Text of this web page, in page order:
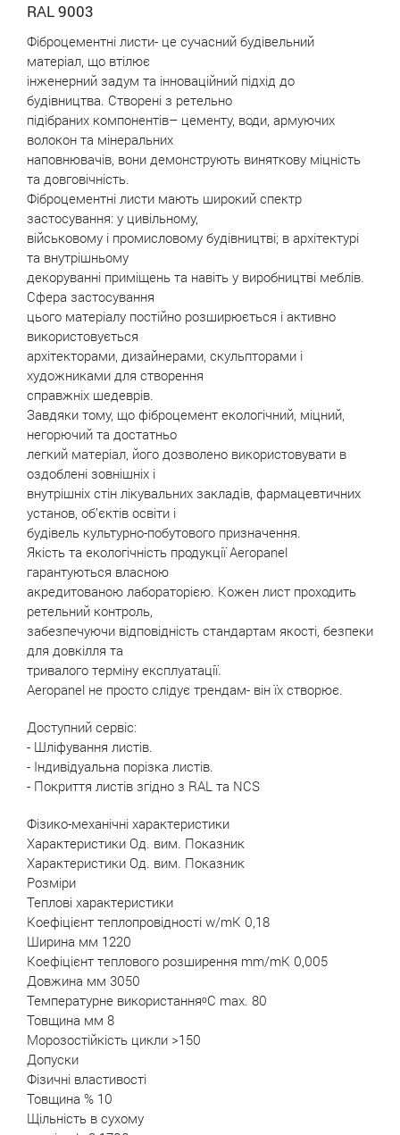
RAL 9003
Фіброцементні листи- це сучасний будівельний
матеріал, що втілює
інженерний задум та інноваційний підхід до
будівництва. Створені з ретельно
підібраних компонентів– цементу, води, армуючих
волокон та мінеральних
наповнювачів, вони демонструють виняткову міцність
та довговічність.
Фіброцементні листи мають широкий спектр
застосування: у цивільному,
військовому і промисловому будівництві; в архітектурі
та внутрішньому
декоруванні приміщень та навіть у виробництві меблів.
Сфера застосування
цього матеріалу постійно розширюється і активно
використовується
архітекторами, дизайнерами, скульпторами і
художниками для створення
справжніх шедеврів.
Завдяки тому, що фіброцемент екологічний, міцний,
негорючий та достатньо
легкий матеріал, його дозволено використовувати в
оздоблені зовнішніх і
внутрішніх стін лікувальних закладів, фармацевтичних
установ, об’єктів освіти і
будівель культурно-побутового призначення.
Якість та екологічність продукції Аeropanel
гарантуються власною
акредитованою лабораторією. Кожен лист проходить
ретельний контроль,
забезпечуючи відповідність стандартам якості, безпеки
для довкілля та
тривалого терміну експлуатації.
Аeropanel не просто слідує трендам- він їх створює.
Доступний сервіс:
- Шліфування листів.
- Індивідуальна порізка листів.
- Покриття листів згідно з RAL та NCS
Фізико-механічні характеристики
Характеристики Од. вим. Показник
Характеристики Од. вим. Показник
Розміри
Теплові характеристики
Коефіцієнт теплопровідності w/mK 0,18
Ширина мм 1220
Коефіцієнт теплового розширення mm/mK 0,005
Довжина мм 3050
Температурне використанняᵒС max. 80
Товщина мм 8
Морозостійкість цикли >150
Допуски
Фізичні властивості
Товщина % 10
Щільність в сухому